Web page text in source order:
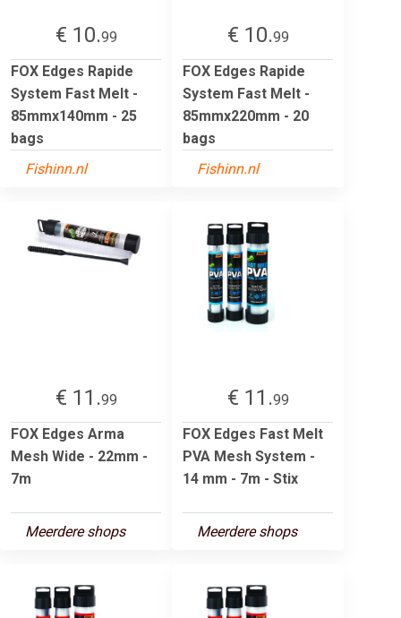
€ 10.99
FOX Edges Rapide
System Fast Melt -
85mmx140mm - 25
bags
Fishinn.nl
€ 10.99
FOX Edges Rapide
System Fast Melt -
85mmx220mm - 20
bags
Fishinn.nl
€ 11.99
FOX Edges Arma
Mesh Wide - 22mm -
7m
Meerdere shops
€ 11.99
FOX Edges Fast Melt
PVA Mesh System -
14 mm - 7m - Stix
Meerdere shops